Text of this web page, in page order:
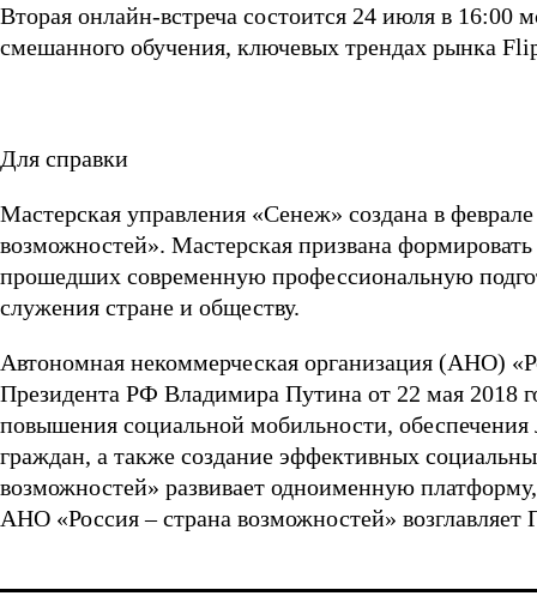
Вторая онлайн-встреча состоится 24 июля в
смешанного обучения, ключевых трендах рынка
Для справки
Мастерская управления «Сенеж» создана в
возможностей». Мастерская призвана
прошедших современную профессиональную
служения стране и обществу.
Автономная некоммерческая организация (АНО)
Президента РФ Владимира Путина от 22 мая 2018
повышения социальной мобильности,
граждан, а также создание эффективных
возможностей» развивает одноименную
АНО «Россия – страна возможностей»